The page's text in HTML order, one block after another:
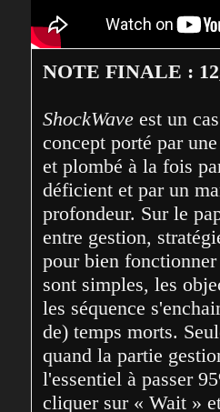
NOTE FINALE :
ShockWave est un
concept porté par
et plombé à la fois
déficient et par un
profondeur. Sur le
entre gestion,
pour bien fonctionner
sont simples, les
les séquence
de) temps morts.
quand la partie
l'essentiel à passer
cliquer sur « Wait »